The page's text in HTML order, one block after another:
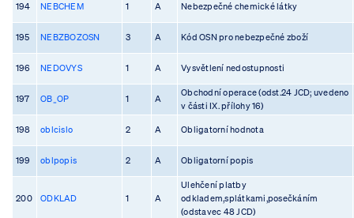
194 NEBCHEM 1 A Nebezpečné chemické látky
195 NEBZBOZOSN 3 A Kód OSN pro nebezpečné zboží
196 NEDOVYS 1 A Vysvětlení nedostupnosti
197 OB_OP 1 A
Obchodní operace (odst.24 JCD; uvedeno
v části IX. přílohy 16)
198 oblcislo 2 A Obligatorní hodnota
199 oblpopis 2 A Obligatorní popis
200 ODKLAD 1 A
Ulehčení platby
odkladem,splátkami,posečkáním
(odstavec 48 JCD)